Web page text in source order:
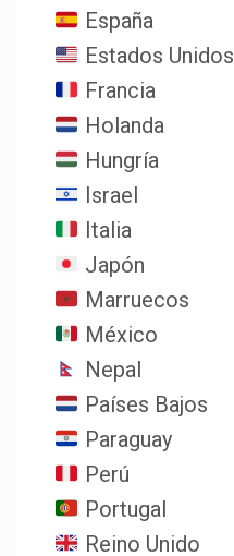
España
Estados Unidos
Francia
Holanda
Hungría
Israel
Italia
Japón
Marruecos
México
Nepal
Países Bajos
Paraguay
Perú
Portugal
Reino Unido